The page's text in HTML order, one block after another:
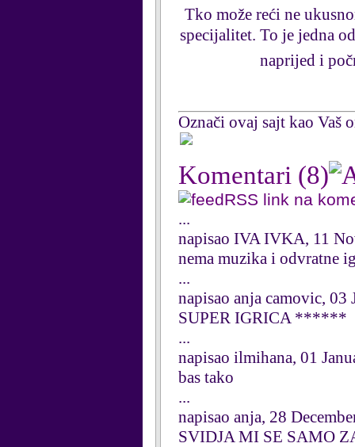
Tko može reći ne
specijalitet. To je jedna
naprijed i
Označi ovaj sajt kao Vaš
Komentari (8)
RSS link na
...
napisao IVA IVKA, 11
nema muzika i odvratne
...
napisao anja camovic, 03
SUPER IGRICA ******
...
napisao ilmihana, 01
bas tako
...
napisao anja, 28
SVIDJA MI SE SAMO